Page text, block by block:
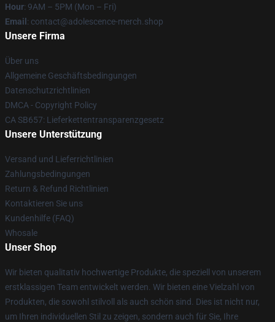
Hour: 9AM – 5PM (Mon – Fri)
Email : contact@adolescence-merch.shop
Unsere Firma
Über uns
Allgemeine Geschäftsbedingungen
Datenschutzrichtlinien
DMCA - Copyright Policy
CA SB657: Lieferkettentransparenzgesetz
Unsere Unterstützung
Versand und Lieferrichtlinien
Zahlungsbedingungen
Return & Refund Richtlinien
Kontaktieren Sie uns
Kundenhilfe (FAQ)
Whosale
Unser Shop
Wir bieten qualitativ hochwertige Produkte, die speziell von unserem
erstklassigen Team entwickelt werden. Wir bieten eine Vielzahl von
Produkten, die sowohl stilvoll als auch schön sind. Dies ist nicht nur,
um Ihren individuellen Stil zu zeigen, sondern auch für Sie, Ihre